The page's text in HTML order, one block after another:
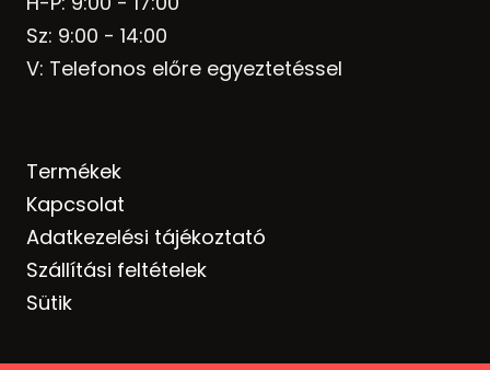
Sz: 9:00 - 14:00
V: Telefonos előre egyeztetéssel
Termékek
Kapcsolat
Adatkezelési tájékoztató
Szállítási feltételek
Sütik